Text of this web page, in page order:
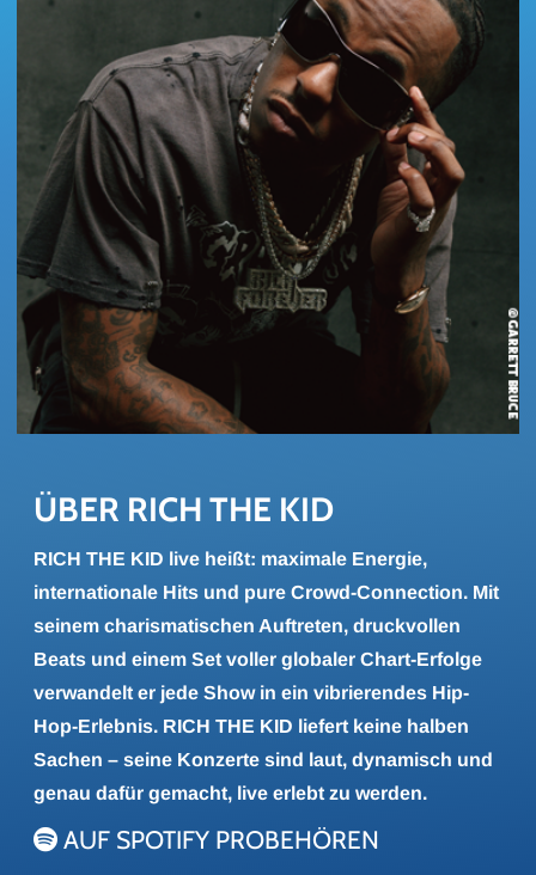
ÜBER RICH THE KID
RICH THE KID live heißt: maximale Energie,
internationale Hits und pure Crowd-Connection. Mit
seinem charismatischen Auftreten, druckvollen
Beats und einem Set voller globaler Chart-Erfolge
verwandelt er jede Show in ein vibrierendes Hip-
Hop-Erlebnis. RICH THE KID liefert keine halben
Sachen – seine Konzerte sind laut, dynamisch und
genau dafür gemacht, live erlebt zu werden.
AUF SPOTIFY PROBEHÖREN